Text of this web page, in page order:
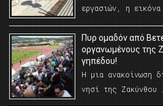
εργασιών, η εικόνα
Πυρ ομαδόν από
οργανωμένους της
γηπέδου!
Η μια ανακοίνωση
νησί της Ζακύνθου …